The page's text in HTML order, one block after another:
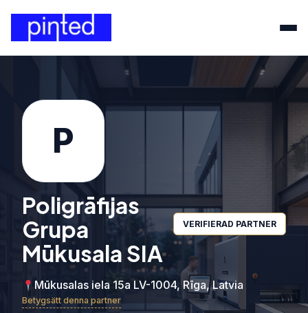
P
Poligrāfijas
Grupa
Mūkusala SIA
VERIFIERAD PARTNER
Mūkusalas iela 15a LV-1004, Rīga, Latvia
Betygsätt denna partner